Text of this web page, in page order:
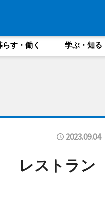
らす・働く 学ぶ・知る
2023.09.04
レストラン